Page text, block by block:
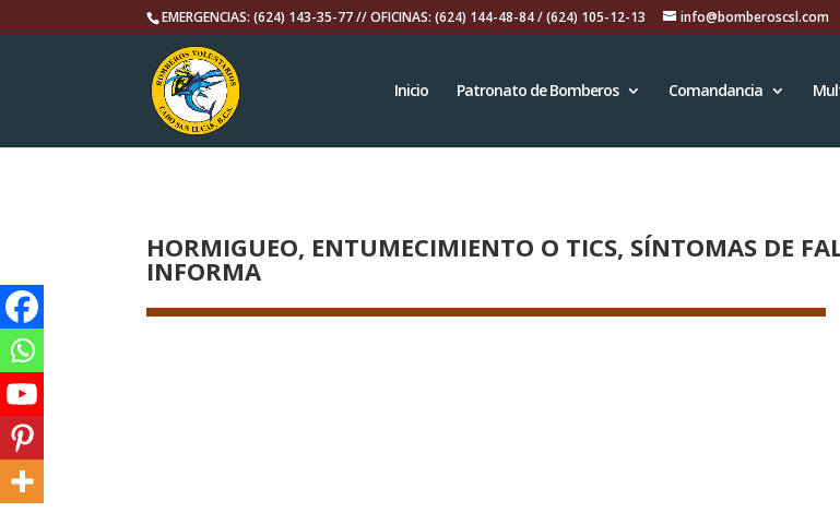
EMERGENCIAS: (624) 143-35-77 // OFICINAS: (624) 144-48-84 / (624) 105-12-13 info@bomberoscsl.com
Inicio Patronato de Bomberos Comandancia
HORMIGUEO, ENTUMECIMIENTO O TICS, SÍNTOMAS DE
INFORMA